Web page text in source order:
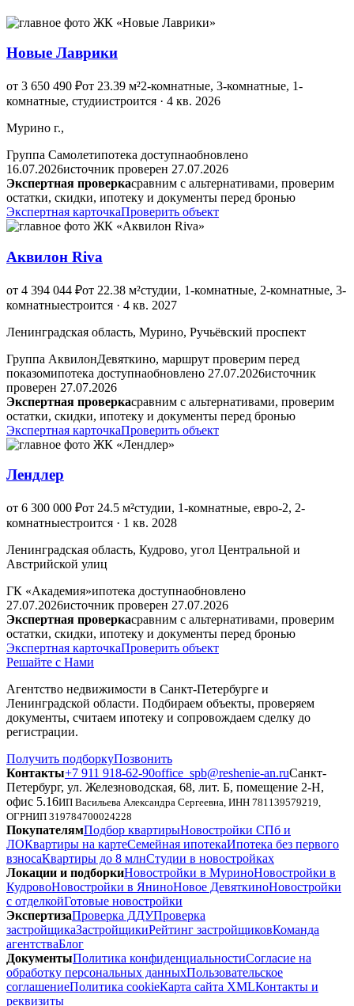
Новые Лаврики
от 3 650 490 ₽от 23.39 м²2-комнатные, 3-комнатные, 1-
комнатные, студиистроится · 4 кв. 2026
Мурино г.,
Группа Самолетипотека доступнаобновлено
16.07.2026источник проверен 27.07.2026
Экспертная проверкасравним с альтернативами, проверим
остатки, скидки, ипотеку и документы перед бронью
Экспертная карточкаПроверить объект
Аквилон Riva
от 4 394 044 ₽от 22.38 м²студии, 1-комнатные, 2-комнатные, 3-
комнатныестроится · 4 кв. 2027
Ленинградская область, Мурино, Ручьёвский проспект
Группа АквилонДевяткино, маршрут проверим перед
показомипотека доступнаобновлено 27.07.2026источник
проверен 27.07.2026
Экспертная проверкасравним с альтернативами, проверим
остатки, скидки, ипотеку и документы перед бронью
Экспертная карточкаПроверить объект
Лендлер
от 6 300 000 ₽от 24.5 м²студии, 1-комнатные, евро-2, 2-
комнатныестроится · 1 кв. 2028
Ленинградская область, Кудрово, угол Центральной и
Австрийской улиц
ГК «Академия»ипотека доступнаобновлено
27.07.2026источник проверен 27.07.2026
Экспертная проверкасравним с альтернативами, проверим
остатки, скидки, ипотеку и документы перед бронью
Экспертная карточкаПроверить объект
Решайте с Нами
Агентство недвижимости в Санкт-Петербурге и
Ленинградской области. Подбираем объекты, проверяем
документы, считаем ипотеку и сопровождаем сделку до
регистрации.
Получить подборкуПозвонить
Контакты+7 911 918-62-90office_spb@reshenie-an.ruСанкт-
Петербург, ул. Железноводская, 68, лит. Б, помещение 2-Н,
офис 5.16ИП Васильева Александра Сергеевна, ИНН 781139579219,
ОГРНИП 319784700024228
ПокупателямПодбор квартирыНовостройки СПб и
ЛОКвартиры на картеСемейная ипотекаИпотека без первого
взносаКвартиры до 8 млнСтудии в новостройках
Локации и подборкиНовостройки в МуриноНовостройки в
КудровоНовостройки в ЯниноНовое ДевяткиноНовостройки
с отделкойГотовые новостройки
ЭкспертизаПроверка ДДУПроверка
застройщикаЗастройщикиРейтинг застройщиковКоманда
агентстваБлог
ДокументыПолитика конфиденциальностиСогласие на
обработку персональных данныхПользовательское
соглашениеПолитика cookieКарта сайта XMLКонтакты и
реквизиты